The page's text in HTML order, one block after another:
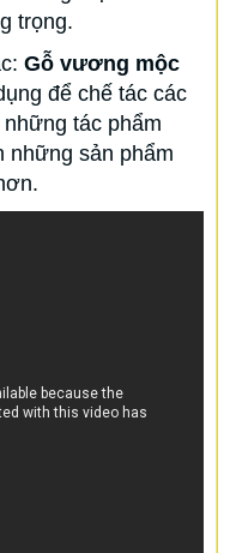
trọng.
Gỗ vương mộc
để chế tác các
tác phẩm
những sản phẩm